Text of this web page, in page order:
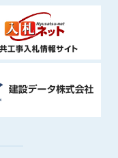
容の変更(新規追加、
たは廃止することが
または他の第三者が
も負わないものと
レスその他本サー
員の個人情報（以下
しないものとしま